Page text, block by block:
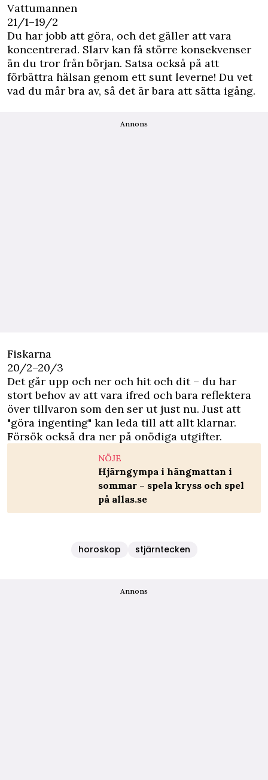
Vattumannen
21/1–19/2
Du har jobb att göra, och det gäller att vara
koncentrerad. Slarv kan få större konsekvenser
än du tror från början. Satsa också på att
förbättra hälsan genom ett sunt leverne! Du vet
vad du mår bra av, så det är bara att sätta igång.
Annons
Fiskarna
20/2–20/3
Det går upp och ner och hit och dit – du har
stort behov av att vara ifred och bara reflektera
över tillvaron som den ser ut just nu. Just att
"göra ingenting" kan leda till att allt klarnar.
Försök också dra ner på onödiga utgifter.
NÖJE
Hjärngympa i hängmattan i
sommar – spela kryss och spel
på allas.se
horoskop stjärntecken
Annons